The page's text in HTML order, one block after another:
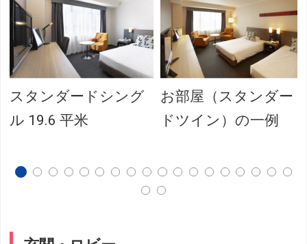
スタンダードシング
ル 19.6 平米
お部屋（スタンダー
ドツイン）の一例